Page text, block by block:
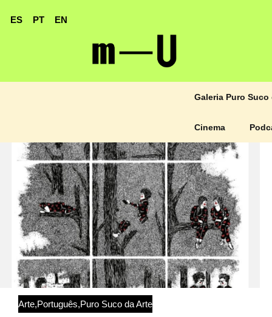
ES PT EN
Galeria Puro Suco
Cinema
Arte,Português,Puro Suco da Arte